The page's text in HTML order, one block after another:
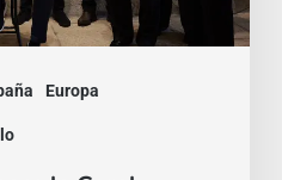
Europa